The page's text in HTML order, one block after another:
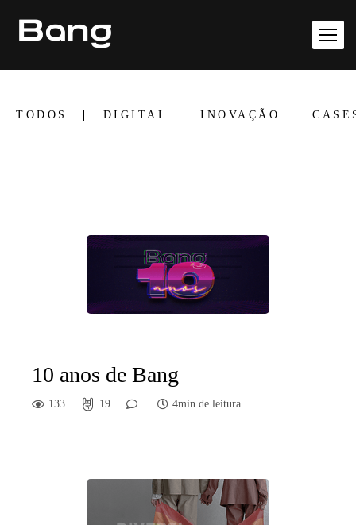
TODOS DIGITAL INOVAÇÃO
10 anos de Bang
133 19 4min de leitura